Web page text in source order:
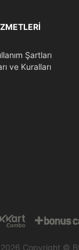
Şartları
ve Kuralları
2026 Copyright ©